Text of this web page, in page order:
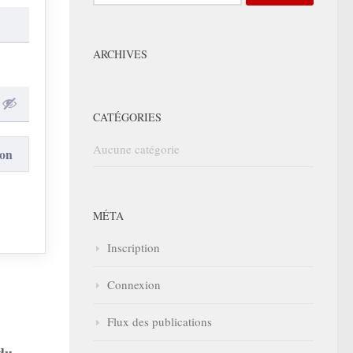
ARCHIVES
CATÉGORIES
Aucune catégorie
MÉTA
Inscription
Connexion
Flux des publications